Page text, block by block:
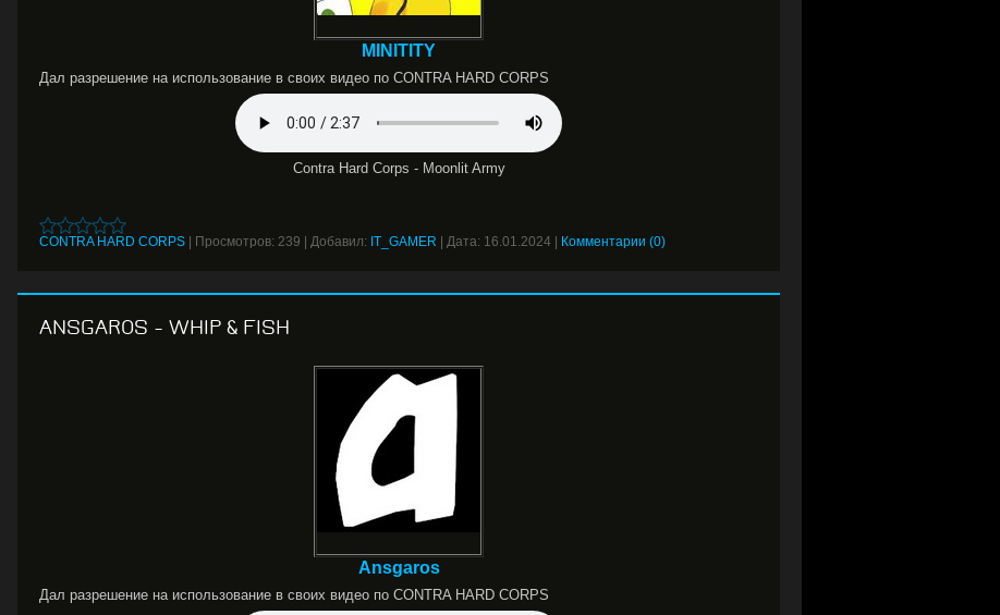
MINITITY
Дал разрешение на использование в своих видео по CONTRA HARD CORPS
Contra Hard Corps - Moonlit Army
CONTRA HARD CORPS Просмотров: 239 Добавил: IT_GAMER Дата: 16.01.2024 Комментарии (0)
ANSGAROS - WHIP & FISH
Ansgaros
Дал разрешение на использование в своих видео по CONTRA HARD CORPS